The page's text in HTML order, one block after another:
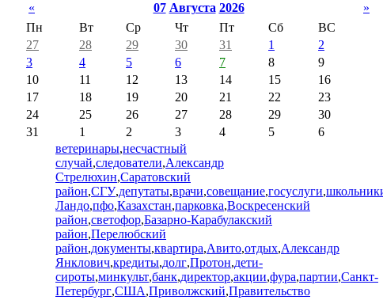
«
07 Августа 2026
»
Пн
Вт Ср Чт Пт Сб
ВС
27
28 29 30 31 1
2
3
4 5 6 7 8
9
10
11 12 13 14 15
16
17
18 19 20 21 22
23
24
25 26 27 28 29
30
31
1 2 3 4 5
6
ветеринары,несчастный
случай,следователи,Александр
Стрелюхин,Саратовский
район,СГУ,депутаты,врачи,совещание,госуслуги,
Ландо,пфо,Казахстан,парковка,Воскресенский
район,светофор,Базарно-Карабулакский
район,Перелюбский
район,документы,квартира,Авито,отдых,Александр
Янклович,кредиты,долг,Протон,дети-
сироты,минкульт,банк,директор,акции,фура,партии,Санкт-
Петербург,США,Приволжский,Правительство